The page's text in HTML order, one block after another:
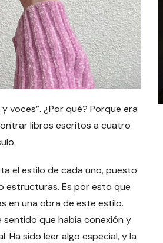
voces”. ¿Por qué? Porque era
libros escritos a cuatro
el estilo de cada uno, puesto
estructuras. Es por esto que
en una obra de este estilo.
sentido que había conexión y
Ha sido leer algo especial, y la